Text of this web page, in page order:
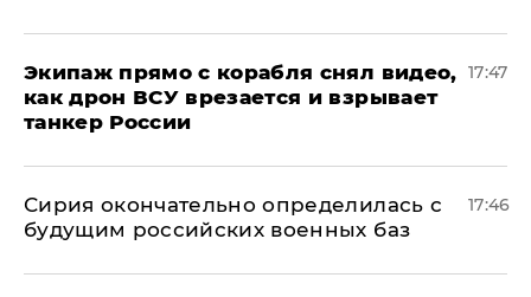
Экипаж прямо с корабля снял видео,
как дрон ВСУ врезается и взрывает
танкер России
17:47
Сирия окончательно определилась с
будущим российских военных баз
17:46